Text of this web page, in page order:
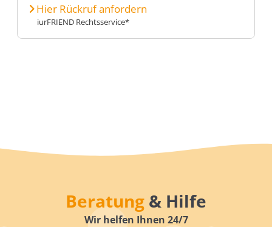
Hier Rückruf anfordern
iurFRIEND Rechtsservice*
Beratung & Hilfe
Wir helfen Ihnen 24/7